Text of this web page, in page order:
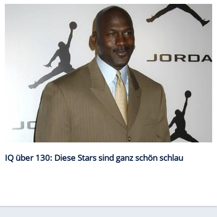
IQ über 130: Diese Stars sind ganz schön schlau